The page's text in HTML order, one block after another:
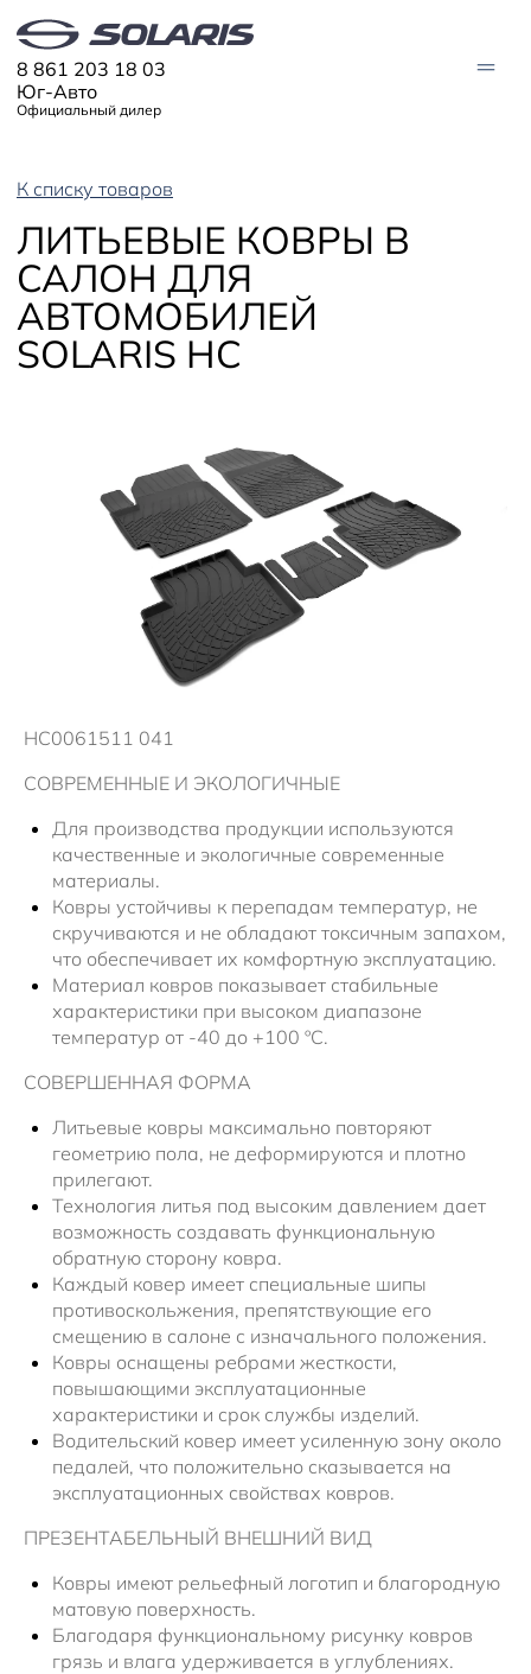
Юг-Авто
Официальный дилер
8 861 203 18 03
МОДЕЛИ
Solaris HC
Solaris KRX
Solaris KRS
Solaris HS
ЦИФРОВОЙ АВТОМОБИЛЬ
ПОКУПАТЕЛЯМ
Оригинальные аксессуары
Тест-драйв
Плати частями
Запасные части
Запись на сервис
Гарантия
Руководства
Помощь на дорогах
О ДИЛЕРЕ
Контакты
Информация о дилере
Новости
К списку товаров
ЛИТЬЕВЫЕ КОВРЫ В
САЛОН ДЛЯ
АВТОМОБИЛЕЙ
SOLARIS HC
HC0061511 041
СОВРЕМЕННЫЕ И ЭКОЛОГИЧНЫЕ
Для производства продукции используются
качественные и экологичные современные
материалы.
Ковры устойчивы к перепадам температур, не
скручиваются и не обладают токсичным запахом,
что обеспечивает их комфортную эксплуатацию.
Материал ковров показывает стабильные
характеристики при высоком диапазоне
температур от -40 до +100 ºС.
СОВЕРШЕННАЯ ФОРМА
Литьевые ковры максимально повторяют
геометрию пола, не деформируются и плотно
прилегают.
Технология литья под высоким давлением дает
возможность создавать функциональную
обратную сторону ковра.
Каждый ковер имеет специальные шипы
противоскольжения, препятствующие его
смещению в салоне с изначального положения.
Ковры оснащены ребрами жесткости,
повышающими эксплуатационные
характеристики и срок службы изделий.
Водительский ковер имеет усиленную зону около
педалей, что положительно сказывается на
эксплуатационных свойствах ковров.
ПРЕЗЕНТАБЕЛЬНЫЙ ВНЕШНИЙ ВИД
Ковры имеют рельефный логотип и благородную
матовую поверхность.
Благодаря функциональному рисунку ковров
грязь и влага удерживается в углублениях.